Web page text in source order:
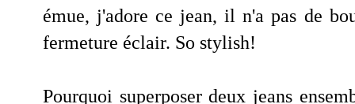
émue, j'adore ce jean, il n'a pas de
fermeture éclair. So stylish!
Pourquoi superposer deux jeans